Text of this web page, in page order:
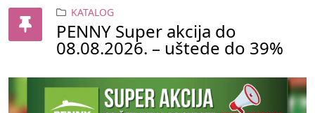
KATALOG
PENNY Super akcija do
08.08.2026. – uštede do 39%